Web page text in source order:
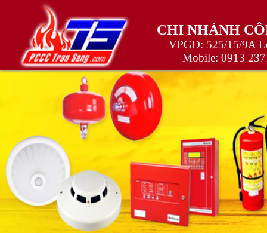
CHI NHÁNH
VPGD: 525/15/9A
Mobile: 0913